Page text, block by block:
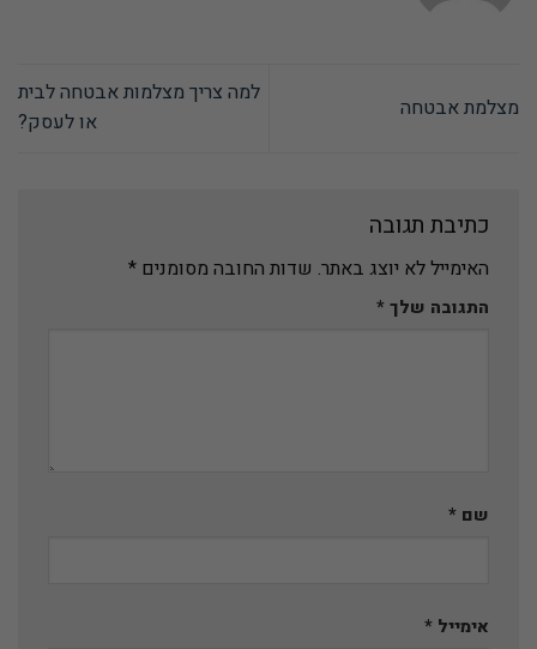
מצלמת אבטחה
למה צריך מצלמות אבטחה לבית
או לעסק?
כתיבת תגובה
האימייל לא יוצג באתר. שדות החובה מסומנים *
התגובה שלך*
שם *
אימייל *